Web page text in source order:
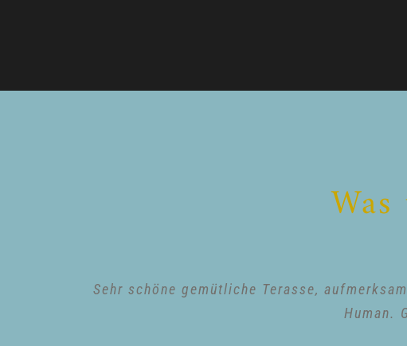
Sehr schöne gemütliche Terasse,
Human.